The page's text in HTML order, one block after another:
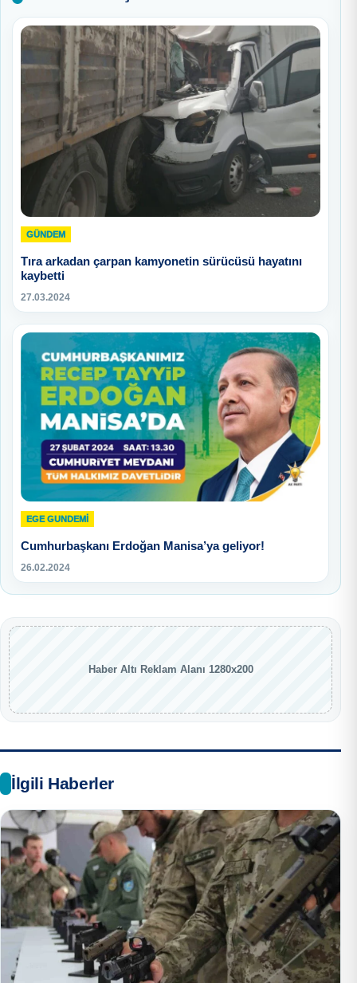
GÜNDEM
Tıra arkadan çarpan kamyonetin sürücüsü hayatını
kaybetti
27.03.2024
EGE GUNDEMİ
Cumhurbaşkanı Erdoğan Manisa’ya geliyor!
26.02.2024
Haber Altı Reklam Alanı 1280x200
İlgili Haberler